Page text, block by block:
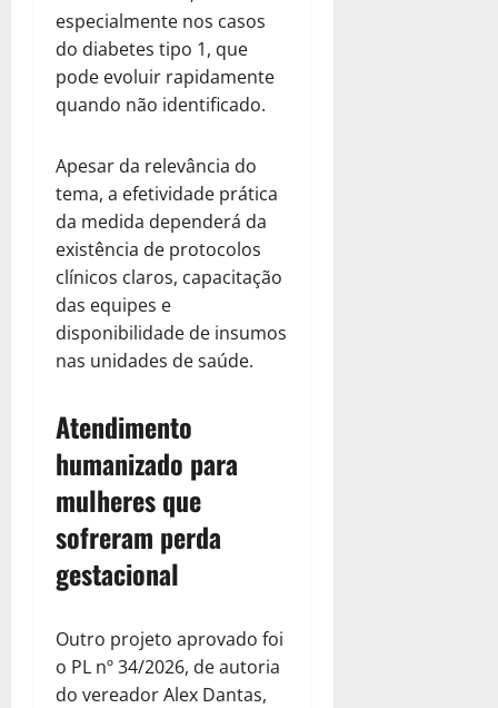
especialmente nos casos
do diabetes tipo 1, que
pode evoluir rapidamente
quando não identificado.
Apesar da relevância do
tema, a efetividade prática
da medida dependerá da
existência de protocolos
clínicos claros, capacitação
das equipes e
disponibilidade de insumos
nas unidades de saúde.
Atendimento
humanizado para
mulheres que
sofreram perda
gestacional
Outro projeto aprovado foi
o PL nº 34/2026, de autoria
do vereador Alex Dantas,